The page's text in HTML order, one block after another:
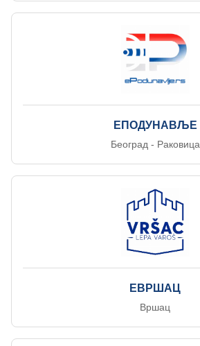
ЕПОДУНАВЉЕ
Београд - Раковица
ЕВРШАЦ
Вршац